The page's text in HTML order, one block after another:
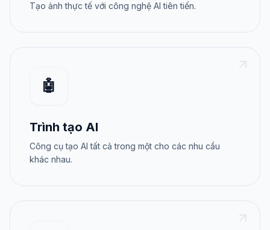
Tạo ảnh thực tế với công nghệ AI tiên tiến.
🤖
Trình tạo AI
Công cụ tạo AI tất cả trong một cho các nhu cầu
khác nhau.